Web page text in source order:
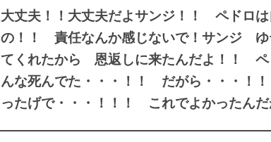
大丈夫！！大丈夫だよサンジ！！ ペドロ
の！！ 責任なんか感じないで！サンジ ゆ
てくれたから 恩返しに来たんだよ！！ ペ
んな死んでた・・・！！ だがら・・・！
ったげで・・・！！！ これでよかったんだ